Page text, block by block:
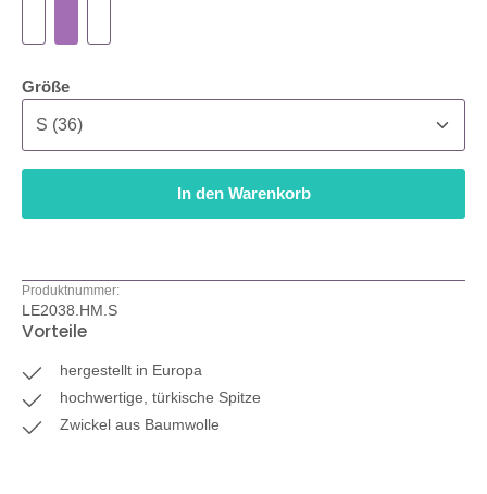
Größeauswählen
In den Warenkorb
Produktnummer:
LE2038.HM.S
Vorteile
hergestellt in Europa
hochwertige, türkische Spitze
Zwickel aus Baumwolle